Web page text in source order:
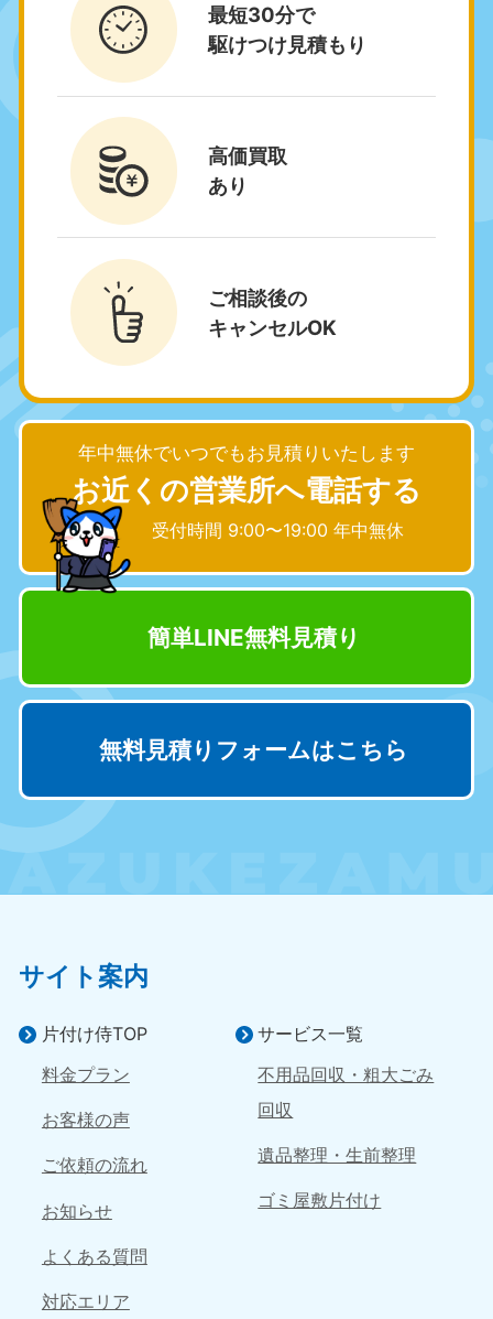
最短30分で
駆けつけ見積もり
高価買取
あり
ご相談後の
キャンセルOK
年中無休でいつでもお見積りいたします
お近くの営業所へ電話する
受付時間 9:00〜19:00 年中無休
簡単LINE無料見積り
無料見積りフォームはこちら
千葉県
050-1881-5268
9:00〜19:00 年中無休
050-1881-5266
栃木県
050-1881-5270
9:00〜19:00 年中無休
050-1881-5269
9:00〜19:00 年中無休
群馬県
050-1881-5267
9:00〜19:00 年中無休
中部
愛知県
9:00〜19:00 年中無休 9:00〜19:00 年中無休
静岡県
050-1881-5256
9:00〜19:00 年中無休
長野県
050-1881-5260
9:00〜19:00 年中無休
福井県
050-1881-5258
9:00〜19:00 年中無休
050-1881-5261
富山県
9:00〜19:00 年中無休
山梨県
9:00〜19:00 年中無休
新潟県
050-1881-5263
9:00〜19:00 年中無休
奈良県
9:00〜19:00 年中無休 9:00〜19:00 年中無休
滋賀県
9:00〜19:00 年中無休
京都府
050-1881-5252
9:00〜19:00 年中無休
和歌山県
050-1881-5248
9:00〜19:00 年中無休
岡山県
サイト案内
片付け侍TOP
料金プラン
お客様の声
ご依頼の流れ
お知らせ
よくある質問
対応エリア
サービス一覧
不用品回収・粗大ごみ
回収
遺品整理・生前整理
ゴミ屋敷片付け